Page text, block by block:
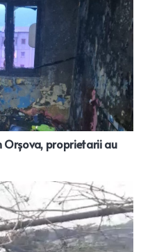
Orșova, proprietarii au